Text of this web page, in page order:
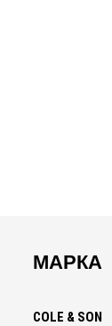
МАРКА
COLE & SON